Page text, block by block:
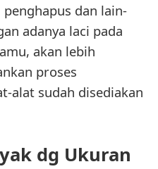
dan lain-
adanya laci pada
akan lebih
proses
alat sudah disediakan
dg Ukuran